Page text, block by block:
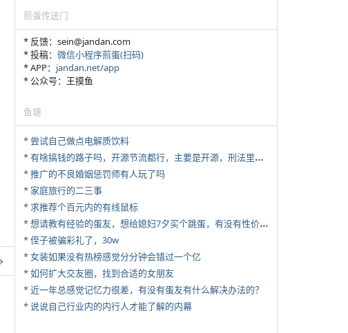
煎蛋传送门
* 反馈：sein@jandan.com
* 投稿： 微信小程序煎蛋(扫码)
* APP： jandan.net/app
* 公众号：王摸鱼
鱼塘
* 尝试自己做点电解质饮料
*
有啥搞钱的路子吗，开源节流都行，主要是开源，刑法里的咱不做
* 推广的不良婚姻惩罚师有人玩了吗
* 家庭旅行的二三事
* 求推荐个百元内的有线鼠标
*
想请教有经验的蛋友，想给媳妇7夕买个跳蛋，有没有性价比高的推荐
* 侄子被骗彩礼了，30w
* 女装如果没有热榜感觉分分钟会错过一个亿
* 如何扩大交友圈，找到合适的女朋友
* 近一年总感觉记忆力很差，有没有蛋友有什么解决办法的？
* 说说自己行业内的内行人才能了解的内幕